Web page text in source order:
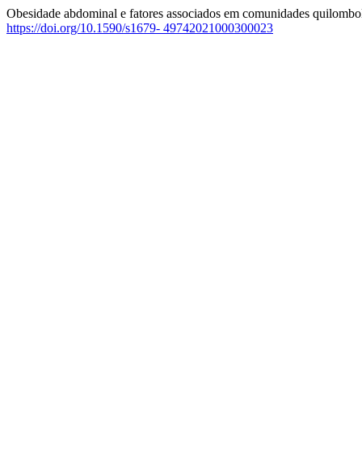
Obesidade abdominal e fatores associados em comunidades
https://doi.org/10.1590/s1679- 49742021000300023